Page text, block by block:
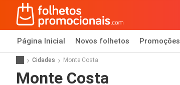
Página Inicial Novos folhetos Promoções
Cidades Monte Costa
Monte Costa